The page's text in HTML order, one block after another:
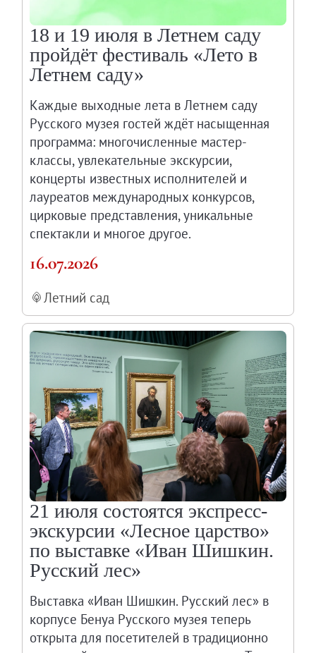
18 и 19 июля в Летнем саду
пройдёт фестиваль «Лето в
Летнем саду»
Каждые выходные лета в Летнем саду
Русского музея гостей ждёт насыщенная
программа: многочисленные мастер-
классы, увлекательные экскурсии,
концерты известных исполнителей и
лауреатов международных конкурсов,
цирковые представления, уникальные
спектакли и многое другое.
16.07.2026
Летний сад
21 июля состоятся экспресс-
экскурсии «Лесное царство»
по выставке «Иван Шишкин.
Русский лес»
Выставка «Иван Шишкин. Русский лес» в
корпусе Бенуа Русского музея теперь
открыта для посетителей в традиционно